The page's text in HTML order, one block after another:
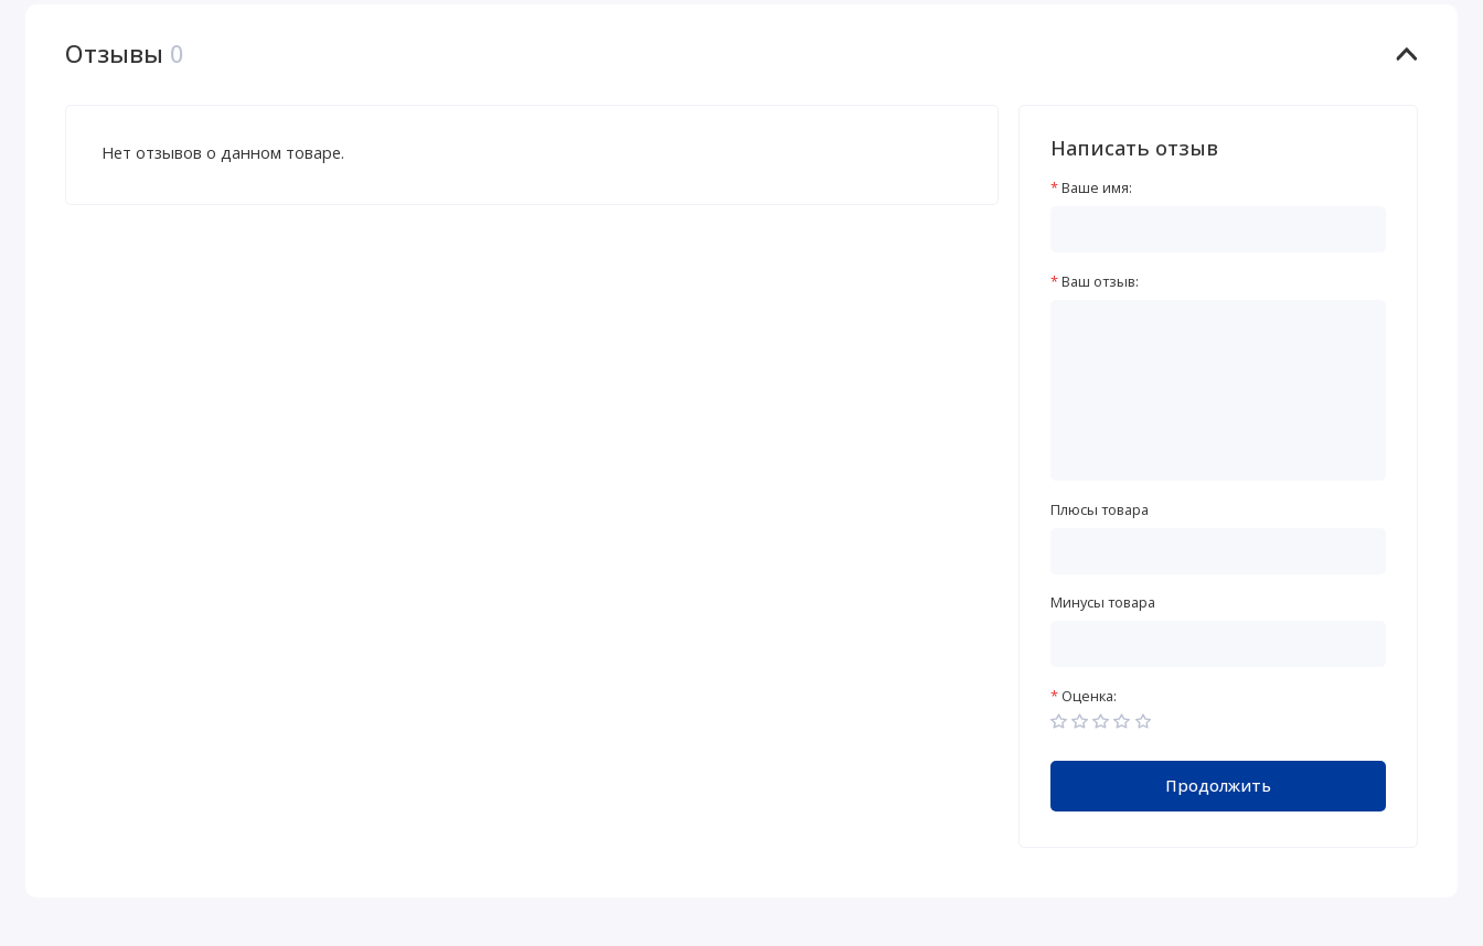
Отзывы 0
Нет отзывов о данном товаре. Написать отзыв
Ваше имя:
Ваш отзыв:
Плюсы товара
Минусы товара
Оценка:
Продолжить